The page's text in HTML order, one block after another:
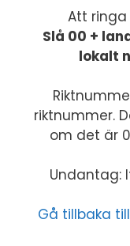
Att
Slå 00 +
lokalt
riktnummer.
om det är
Undantag:
Gå tillbaka